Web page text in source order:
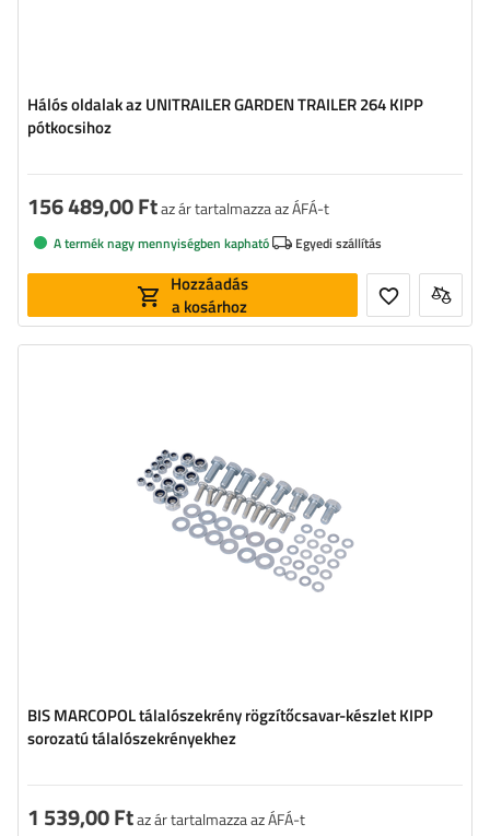
Hálós oldalak az UNITRAILER GARDEN TRAILER 264 KIPP
pótkocsihoz
156 489,00 Ftaz ár tartalmazza az ÁFÁ-t
A termék nagy mennyiségben kapható Egyedi szállítás
Hozzáadás
a kosárhoz
BIS MARCOPOL tálalószekrény rögzítőcsavar-készlet KIPP
sorozatú tálalószekrényekhez
1 539,00 Ftaz ár tartalmazza az ÁFÁ-t